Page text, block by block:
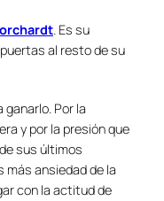
. Es su
al resto de su
Por la
y por la presión que
sus últimos
más ansiedad de la
con la actitud de